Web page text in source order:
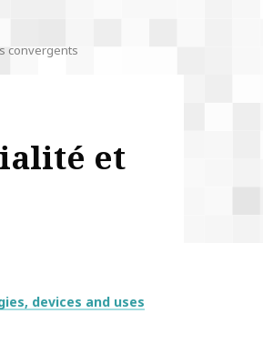
convergents
et
devices and uses